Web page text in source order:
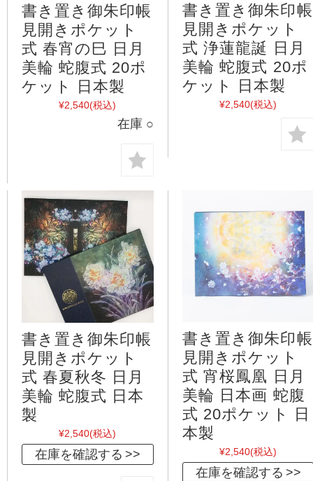
書き置き御朱印帳
見開きポケット
式 春宵の巳 日月
美輪 蛇腹式 20ポ
ケット 日本製
¥2,540(税込)
在庫 ○
書き置き御朱印帳
見開きポケット
式 浄蓮龍誕 日月
美輪 蛇腹式 20ポ
ケット 日本製
¥2,540(税込)
書き置き御朱印帳
見開きポケット
式 春夏秋冬 日月
美輪 蛇腹式 日本
製
¥2,540(税込)
在庫を確認する
書き置き御朱印帳
見開きポケット
式 宵桜鳳凰 日月
美輪 日本画 蛇腹
式 20ポケット 日
本製
¥2,540(税込)
在庫を確認する